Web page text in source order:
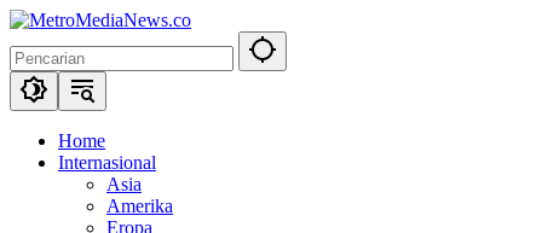
Langsung
konten
Home
Internasional
Asia
Amerika
Eropa